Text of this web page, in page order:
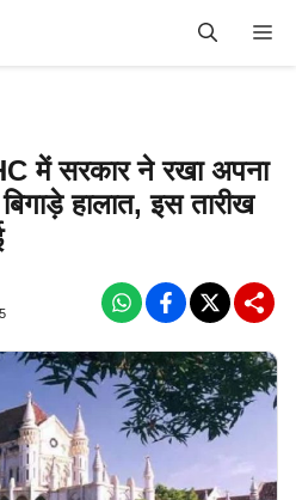
में सरकार ने रखा अपना
हालात, इस तारीख